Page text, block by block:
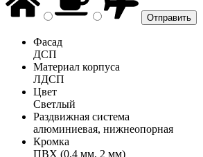
Фасад
ДСП
Материал корпуса
ЛДСП
Цвет
Светлый
Раздвижная система
алюминиевая, нижнеопорная
Кромка
ПВХ (0,4 мм, 2 мм)